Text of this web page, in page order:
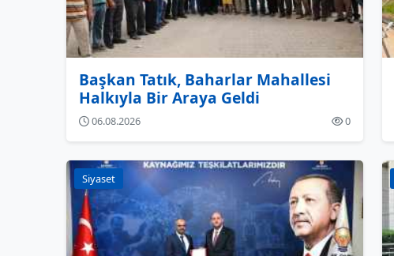
Başkan Tatık, Baharlar Mahallesi
Halkıyla Bir Araya Geldi
06.08.2026 0
Siyaset